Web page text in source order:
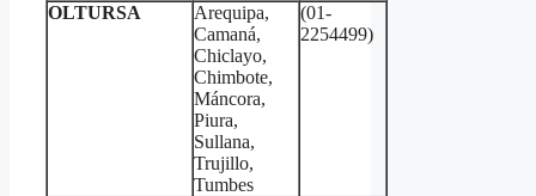
OLTURSA
Arequipa,
Camaná,
Chiclayo,
Chimbote,
Máncora,
Piura,
Sullana,
Trujillo,
Tumbes
(01-
2254499)